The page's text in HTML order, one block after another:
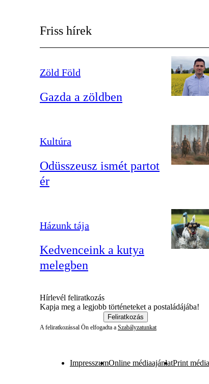
Friss hírek
Zöld Föld
Gazda a zöldben
Kultúra
Odüsszeusz ismét partot
ér
Házunk tája
Kedvenceink a kutya
melegben
Hírlevél feliratkozás
Kapja meg a legjobb történeteket a postaládájába!
Feliratkozás
A feliratkozással Ön elfogadta a Szabályzatunkat
ImpresszumOnline médiaajánlatPrint